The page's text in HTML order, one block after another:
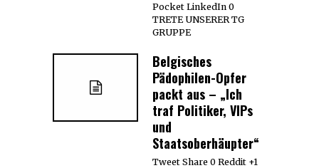
Pocket LinkedIn 0
TRETE UNSERER TG
GRUPPE
Belgisches
Pädophilen-Opfer
packt aus – „Ich
traf Politiker, VIPs
und
Staatsoberhäupter“
Tweet Share 0 Reddit +1